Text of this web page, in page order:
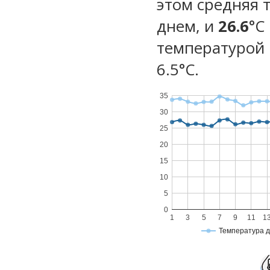
днем, и 26.6
температурой
6.5°С.
Температура
1 3 5 7 9 11
0
5
10
15
20
25
30
35